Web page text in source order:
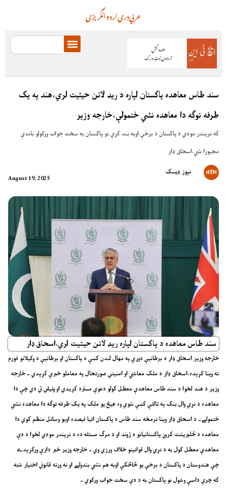
انگریزیاردودریعربي
سند طاس معاهده پاکستان لپاره د ريډ لائن حيثيت لري،هند په يک
طرفه توګه دا معاهده نشي ختمولې،خارجه وزير
که نريندر مودي د پاکستان د برخې اوبه بند کړې نو پاکستان به سخت جواب ورکولو باندې
مجبورا شي،اسحاق ډار
August 19, 2025
نېوز ډیسک
سند طاس معاهده د پاکستان لپاره ريډ لائن حيثيت لري،اسحاق ډار
خارجه وزير اسحاق ډار د برطانيې دورې په مهال لندن کښې د پاکستان او برطانيې د وکيلانو فورم
ته وينا کړېده،اسحاق ډار د ملک معاشي او امنيتي صورتحال په معاملو خبرې کړېدي ۔ خارجه
وزير د هند لخوا د سند طاس معاهدې معطل کولو دعوې مسترد کړيدي او وئيلي ئي دي چې دا
معاهده د نړي وال بنک په ثالثې کښې شوي وه هيڅ يو ملک په يک طرفه توګه دا معاهده نشي
ختمولے۔ د اسحاق ډار وينا ترمخه سند طاس د پاکستان اتيا فيصده اوبو وسائل منظم کوي دا
معاهده د څليريشت کروړ پاکستانيانو د ژوند او د مرګ مسئله ده د نريندر مودي لخوا د دې
معاهدې معطل کول به د نړي وال قوانينو خلاف ورزي وي ۔ خارجه وزير خبر دارې ورکړېدے
چې هندوستان د پاکستان د برخې يو څاڅکې اوبه هم نشي بندولے او نه ورته قانوني اختيار شته
که چرې داسې وشول نو پاکستان به د دې سخت جواب ورکوي ۔